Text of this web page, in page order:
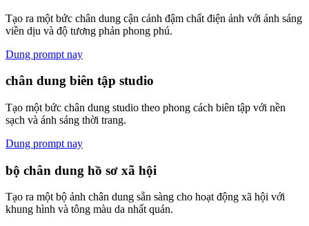
Tạo ra một bức chân dung cận cảnh đậm chất điện ảnh với ánh sáng
viền dịu và độ tương phản phong phú.
Dung prompt nay
chân dung biên tập studio
Tạo một bức chân dung studio theo phong cách biên tập với nền
sạch và ánh sáng thời trang.
Dung prompt nay
bộ chân dung hồ sơ xã hội
Tạo ra một bộ ảnh chân dung sẵn sàng cho hoạt động xã hội với
khung hình và tông màu da nhất quán.